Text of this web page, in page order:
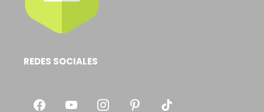
REDES SOCIALES